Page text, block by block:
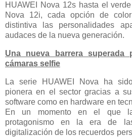
HUAWEI Nova 12s hasta el
Nova 12i, cada opción de
distintiva las personalidades
audaces de la nueva generación.
Una nueva barrera superada
cámaras selfie
La serie HUAWEI Nova ha
pionera en el sector gracias a
software como en hardware en
En un momento en el que
protagonismo en la era de
digitalización de los recuerdos